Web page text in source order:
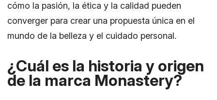
cómo la pasión, la ética y la calidad pueden
converger para crear una propuesta única en el
mundo de la belleza y el cuidado personal.
¿Cuál es la historia y origen
de la marca Monastery?